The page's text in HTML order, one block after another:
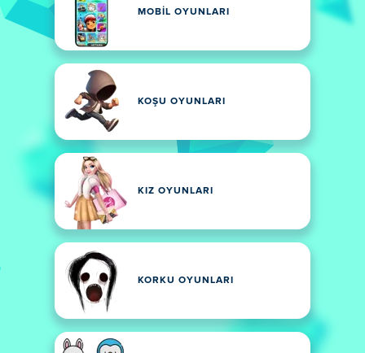
MOBIL OYUNLARI
KOŞU OYUNLARI
KIZ OYUNLARI
KORKU OYUNLARI